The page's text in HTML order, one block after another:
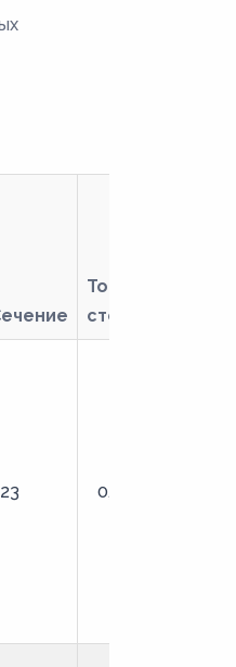
Толщина
стенки
23 0,9